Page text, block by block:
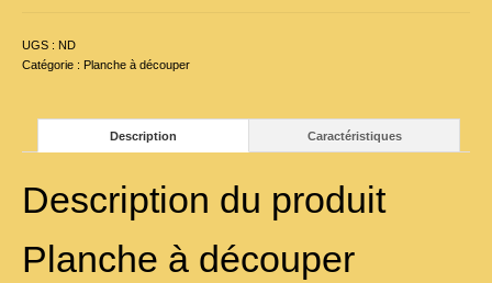
UGS : ND
Catégorie : Planche à découper
Description Caractéristiques
Description du produit
Planche à découper